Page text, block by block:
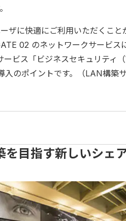
ザに快適にご利用いただくこ
02 のネットワークサービス
ビス「ビジネスセキュリティ
のポイントです。（LAN構築
目指す新しいシェ